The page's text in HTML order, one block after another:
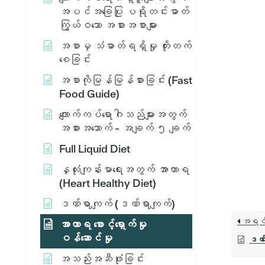
အပင်အခြေပြု ပရိုတင်းဓာတ်
ကြွယ်ဝသော အစားအစာများ
အစာမှ သံဓာတ်ရရှိမှု တိုးတက်
စေခြင်း
အစာကိုမြန်မြန်စားခြင်း (Fast
Food Guide)
ကျောက်ကပ်ရောဂါသည်များအတွက်
အစားအသောက် - အချက် ၅ ချက်
Full Liquid Diet
နှလုံးကျန်းမာရေးအတွက် အာဟာရ
(Heart Healthy Diet)
ဒဏ်ရာကျက် (ဒဏ်ရာကျက်)
အာဟာရ စောင့်ရှောက်မှု
ဝန်ဆောင်မှု
အသည်းအဆီဖုံးခြင်း
အရ
ဒ